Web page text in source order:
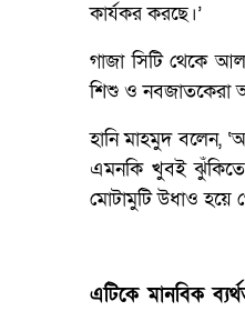
কার্যকর করছে।’
গাজা সিটি থেকে
শিশু ও নবজাতকেরা
হানি মাহমুদ বলেন,
এমনকি খুবই ঝুঁকিতে
মোটামুটি উধাও হয়ে
এটিকে মানবিক